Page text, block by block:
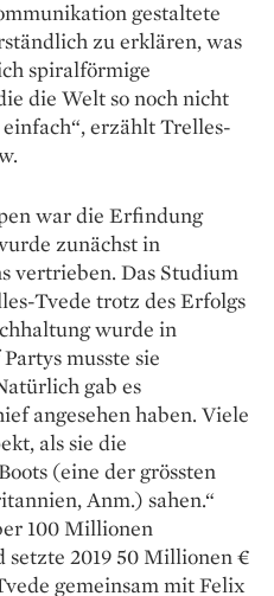
gestaltete
zu erklären, was
spiralförmige
die Welt so noch nicht
erzählt Trelles-
war die Erfindung
zunächst in
vertrieben. Das Studium
Tvede trotz des Erfolgs
wurde in
musste sie
gab es
angesehen haben. Viele
als sie die
(eine der grössten
Anm.) sahen.“
100 Millionen
2019 50 Millionen €
gemeinsam mit Felix